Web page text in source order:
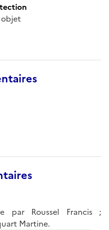
par Roussel Francis ;
Martine.